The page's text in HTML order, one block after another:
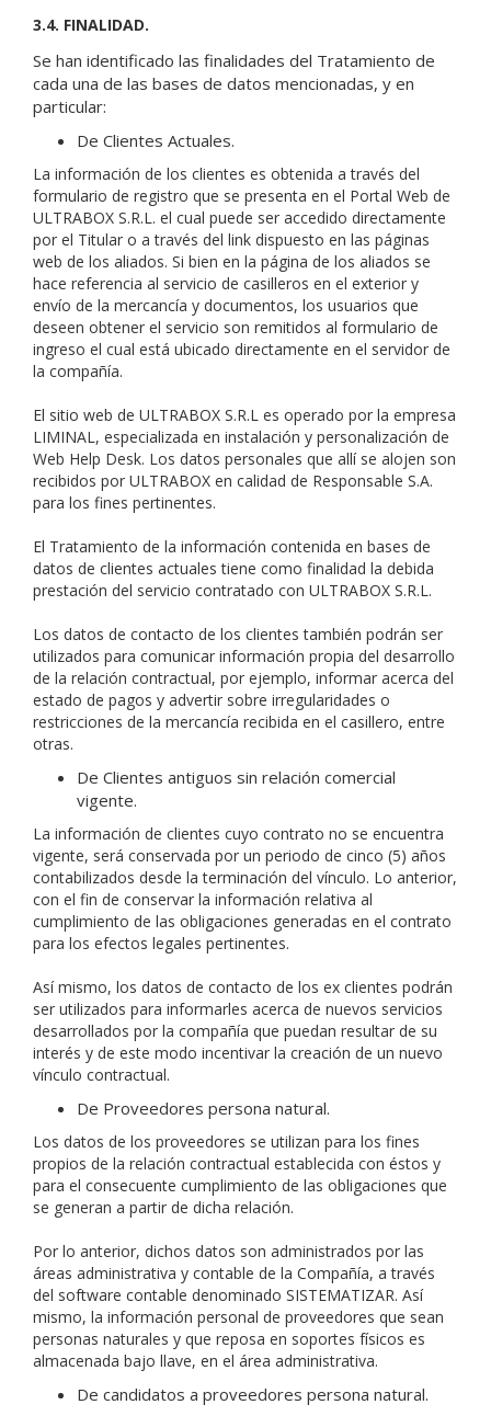
3.4. FINALIDAD.
Se han identificado las finalidades del Tratamiento de
cada una de las bases de datos mencionadas, y en
particular:
De Clientes Actuales.
La información de los clientes es obtenida a través del
formulario de registro que se presenta en el Portal Web de
ULTRABOX S.R.L. el cual puede ser accedido directamente
por el Titular o a través del link dispuesto en las páginas
web de los aliados. Si bien en la página de los aliados se
hace referencia al servicio de casilleros en el exterior y
envío de la mercancía y documentos, los usuarios que
deseen obtener el servicio son remitidos al formulario de
ingreso el cual está ubicado directamente en el servidor de
la compañía.
El sitio web de ULTRABOX S.R.L es operado por la empresa
LIMINAL, especializada en instalación y personalización de
Web Help Desk. Los datos personales que allí se alojen son
recibidos por ULTRABOX en calidad de Responsable S.A.
para los fines pertinentes.
El Tratamiento de la información contenida en bases de
datos de clientes actuales tiene como finalidad la debida
prestación del servicio contratado con ULTRABOX S.R.L.
Los datos de contacto de los clientes también podrán ser
utilizados para comunicar información propia del desarrollo
de la relación contractual, por ejemplo, informar acerca del
estado de pagos y advertir sobre irregularidades o
restricciones de la mercancía recibida en el casillero, entre
otras.
De Clientes antiguos sin relación comercial
vigente.
La información de clientes cuyo contrato no se encuentra
vigente, será conservada por un periodo de cinco (5) años
contabilizados desde la terminación del vínculo. Lo anterior,
con el fin de conservar la información relativa al
cumplimiento de las obligaciones generadas en el contrato
para los efectos legales pertinentes.
Así mismo, los datos de contacto de los ex clientes podrán
ser utilizados para informarles acerca de nuevos servicios
desarrollados por la compañía que puedan resultar de su
interés y de este modo incentivar la creación de un nuevo
vínculo contractual.
De Proveedores persona natural.
Los datos de los proveedores se utilizan para los fines
propios de la relación contractual establecida con éstos y
para el consecuente cumplimiento de las obligaciones que
se generan a partir de dicha relación.
Por lo anterior, dichos datos son administrados por las
áreas administrativa y contable de la Compañía, a través
del software contable denominado SISTEMATIZAR. Así
mismo, la información personal de proveedores que sean
personas naturales y que reposa en soportes físicos es
almacenada bajo llave, en el área administrativa.
De candidatos a proveedores persona natural.